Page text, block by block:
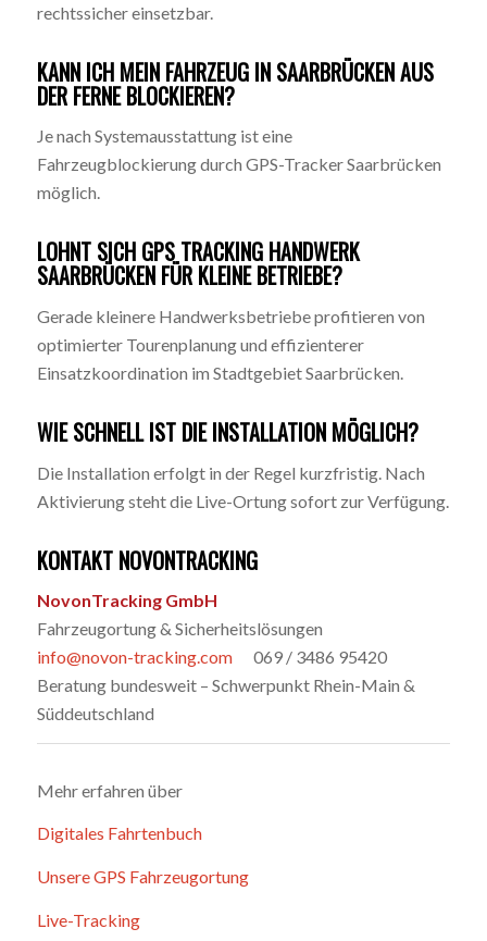
rechtssicher einsetzbar.
KANN ICH MEIN FAHRZEUG IN SAARBRÜCKEN AUS
DER FERNE BLOCKIEREN?
Je nach Systemausstattung ist eine
Fahrzeugblockierung durch GPS-Tracker Saarbrücken
möglich.
LOHNT SICH GPS TRACKING HANDWERK
SAARBRÜCKEN FÜR KLEINE BETRIEBE?
Gerade kleinere Handwerksbetriebe profitieren von
optimierter Tourenplanung und effizienterer
Einsatzkoordination im Stadtgebiet Saarbrücken.
WIE SCHNELL IST DIE INSTALLATION MÖGLICH?
Die Installation erfolgt in der Regel kurzfristig. Nach
Aktivierung steht die Live-Ortung sofort zur Verfügung.
KONTAKT NOVONTRACKING
NovonTracking GmbH
Fahrzeugortung & Sicherheitslösungen
info@novon-tracking.com069 / 3486 95420
Beratung bundesweit – Schwerpunkt Rhein-Main &
Süddeutschland
Mehr erfahren über
Digitales Fahrtenbuch
Unsere GPS Fahrzeugortung
Live-Tracking